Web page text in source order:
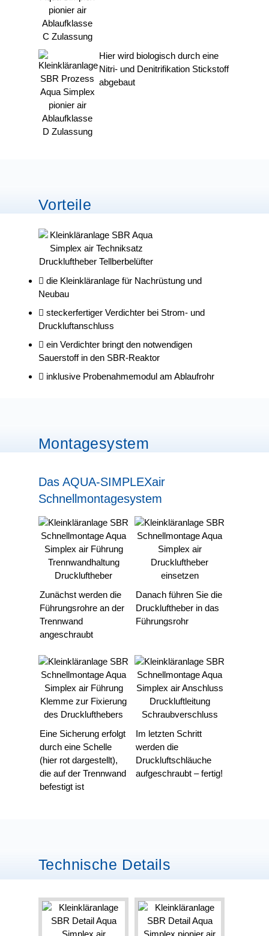
Hier wird biologisch durch eine
Nitri- und Denitrifikation Stickstoff
abgebaut
Vorteile
die Kleinkläranlage für Nachrüstung und
Neubau
steckerfertiger Verdichter bei Strom- und
Druckluftanschluss
ein Verdichter bringt den notwendigen
Sauerstoff in den SBR-Reaktor
inklusive Probenahmemodul am Ablaufrohr
Montagesystem
Das AQUA-SIMPLEXair
Schnellmontagesystem
Zunächst werden die
Führungsrohre an der
Trennwand
angeschraubt
Danach führen Sie die
Druckluftheber in das
Führungsrohr
Eine Sicherung erfolgt
durch eine Schelle
(hier rot dargestellt),
die auf der Trennwand
befestigt ist
Im letzten Schritt
werden die
Druckluftschläuche
aufgeschraubt – fertig!
Technische Details